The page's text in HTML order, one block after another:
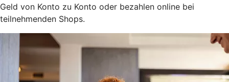
Geld von Konto zu Konto oder bezahlen online bei
teilnehmenden Shops.